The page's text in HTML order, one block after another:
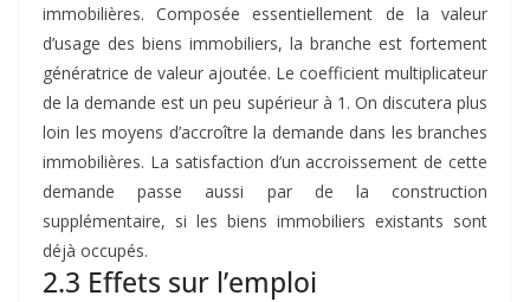
immobilières. Composée essentiellement de la valeur
d’usage des biens immobiliers, la branche est fortement
génératrice de valeur ajoutée. Le coefficient multiplicateur
de la demande est un peu supérieur à 1. On discutera plus
loin les moyens d’accroître la demande dans les branches
immobilières. La satisfaction d’un accroissement de cette
demande passe aussi par de la construction
supplémentaire, si les biens immobiliers existants sont
déjà occupés.
2.3 Effets sur l’emploi